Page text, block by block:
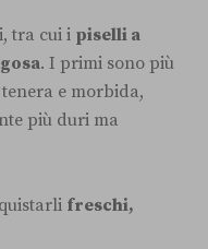
tra cui i piselli a
. I primi sono più
e morbida,
più duri ma
freschi,